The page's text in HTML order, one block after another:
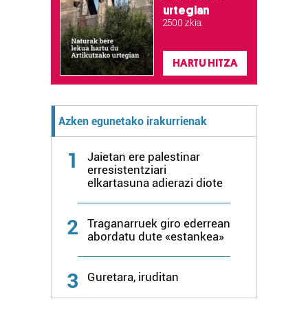
urtegian
2.500 zkia.
HARTU HITZA
Azken egunetako irakurrienak
1
Jaietan ere palestinar
erresistentziari
elkartasuna adierazi diote
2
Traganarruek giro ederrean
abordatu dute «estankea»
3 Guretara, iruditan